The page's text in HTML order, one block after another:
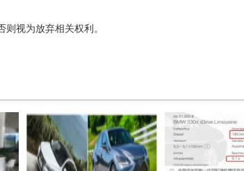
视为放弃相关权利。